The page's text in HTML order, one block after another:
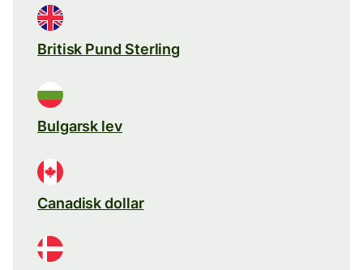
Britisk Pund Sterling
Bulgarsk lev
Canadisk dollar